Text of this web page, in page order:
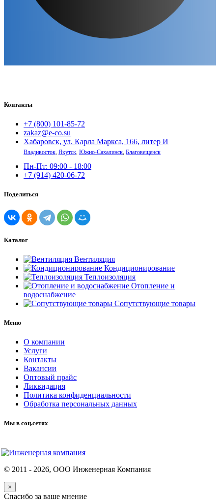
Контакты
+7 (800) 101-85-72
zakaz@e-co.su
Хабаровск, ул. Карла Маркса, 166, литер И
Владивосток, Якутск, Южно-Сахалинск, Благовещенск
Пн-Пт: 09:00 - 18:00
+7 (914) 420-06-72
Поделиться
Каталог
Вентиляция
Кондиционирование
Теплоизоляция
Отопление и
водоснабжение
Сопутствующие товары
Меню
О компании
Услуги
Контакты
Вакансии
Оптовый прайс
Ликвидация
Политика конфиденциальности
Обработка персональных данных
Мы в соц.сетях
© 2011 - 2026, ООО Инженерная Компания
×
Спасибо за ваше мнение